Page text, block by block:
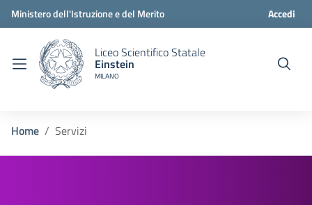
Ministero dell'Istruzione e del Merito Accedi
Liceo Scientifico Statale
Einstein
MILANO
Home Servizi